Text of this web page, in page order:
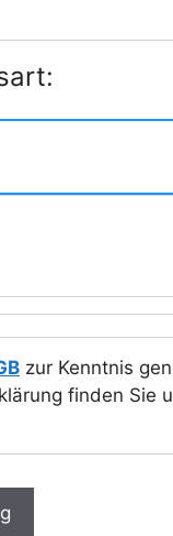
zur Kenntnis
finden Sie